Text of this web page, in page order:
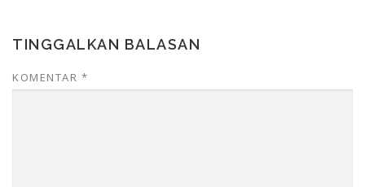
TINGGALKAN BALASAN
KOMENTAR *